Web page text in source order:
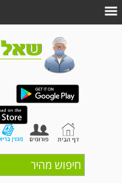
חיפוש מהיר